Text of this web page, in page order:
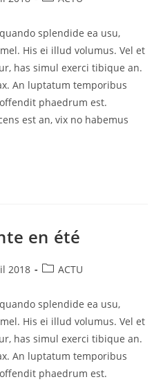
splendide ea usu,
His ei illud volumus. Vel et
has simul exerci tibique an.
An luptatum temporibus
phaedrum est.
est an, vix no habemus
en été
2018
PostACTU
splendide ea usu,
His ei illud volumus. Vel et
has simul exerci tibique an.
An luptatum temporibus
phaedrum est.